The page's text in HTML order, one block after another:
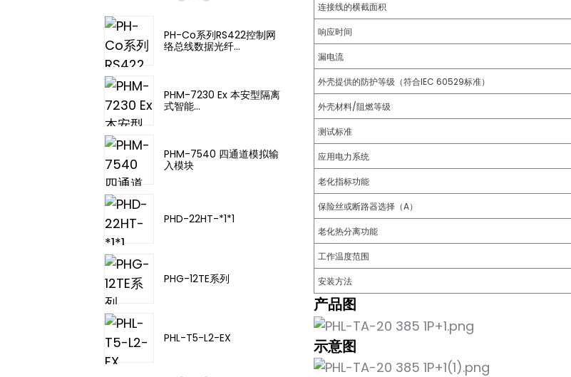
PH-Co系列RS422控制网
络总线数据光纤...
PHM-7230 Ex 本安型隔离
式智能...
PHM-7540 四通道模拟输
入模块
PHD-22HT-*1*1
PHG-12TE系列
PHL-T5-L2-EX
连接线的横截面积
响应时间
漏电流
外壳提供的防护等级（符合IEC 60529标准）
外壳材料/阻燃等级
测试标准
应用电力系统
老化指标功能
保险丝或断路器选择（A）
老化热分离功能
工作温度范围
安装方法
产品图
示意图